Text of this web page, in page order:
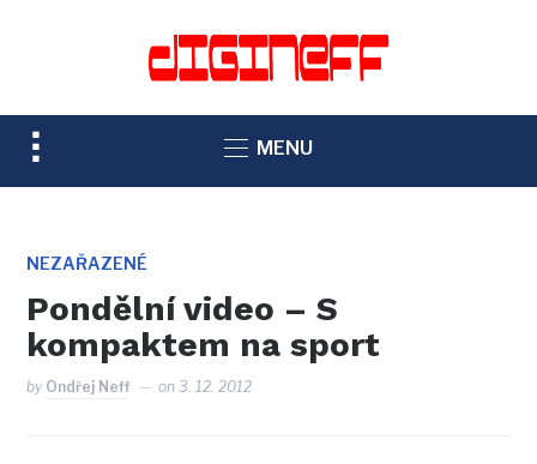
TOGGLE
SIDEBAR
NAVIGATION
MENU
NEZAŘAZENÉ
Pondělní video – S
kompaktem na sport
by Ondřej Neff on3. 12. 2012